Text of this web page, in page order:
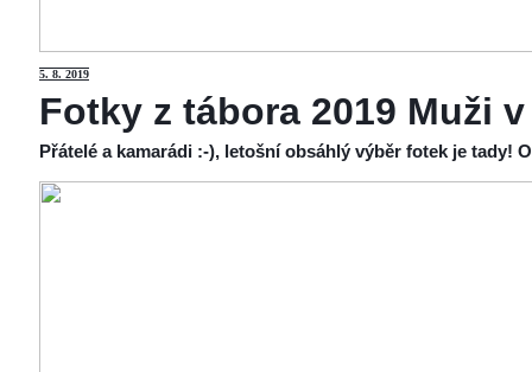
5. 8. 2019
Fotky z tábora 2019 Muži
Přátelé a kamarádi :-), letošní obsáhlý výběr fotek je tady!